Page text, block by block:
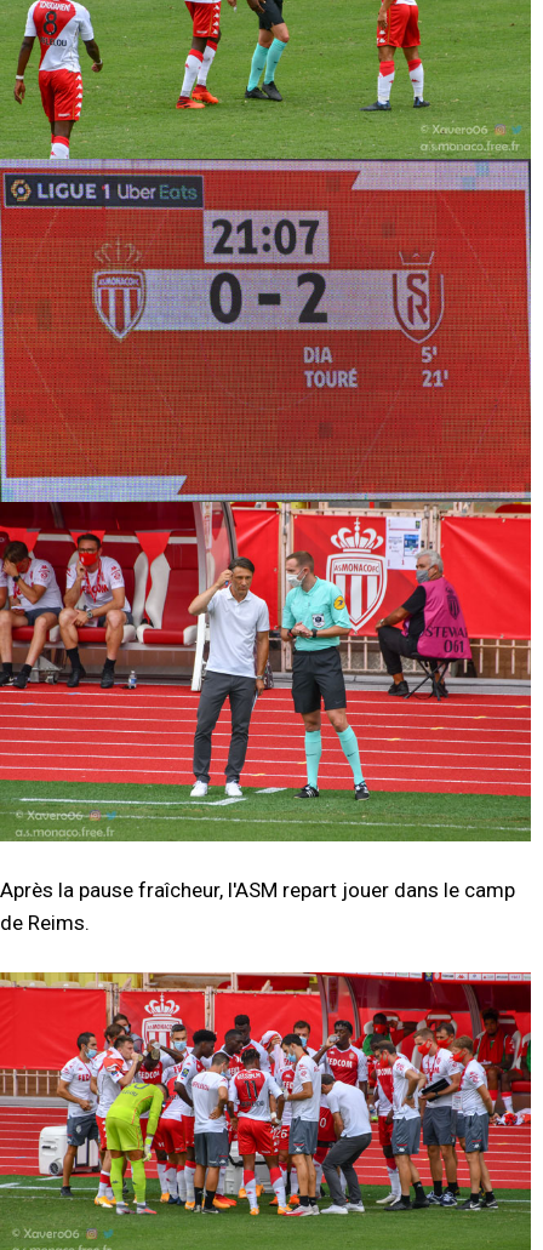
Après la pause fraîcheur, l'ASM repart jouer dans le camp
de Reims.